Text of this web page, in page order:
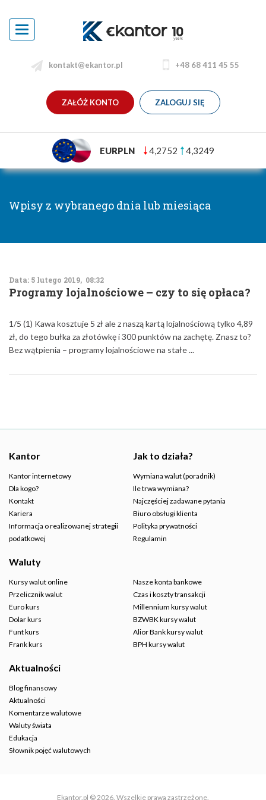
Toggle
navigation
kontakt@ekantor.pl +48 68 411 45 55
ZAŁÓŻ KONTO ZALOGUJ SIĘ
EURPLN 4,2752 4,3249
Wpisy z wybranego dnia lub miesiąca
Data: 5 lutego 2019, 08:32
Programy lojalnościowe – czy to się opłaca?
1/5 (1) Kawa kosztuje 5 zł ale z naszą kartą lojalnościową tylko 4,89
zł, do tego bułka za złotówkę i 300 punktów na zachętę. Znasz to?
Bez wątpienia – programy lojalnościowe na stałe ...
Kantor
Kantor internetowy
Dla kogo?
Kontakt
Kariera
Informacja o realizowanej strategii
podatkowej
Jak to działa?
Wymiana walut (poradnik)
Ile trwa wymiana?
Najczęściej zadawane pytania
Biuro obsługi klienta
Polityka prywatności
Regulamin
Waluty
Kursy walut online
Przelicznik walut
Euro kurs
Dolar kurs
Funt kurs
Frank kurs
Nasze konta bankowe
Czas i koszty transakcji
Millennium kursy walut
BZWBK kursy walut
Alior Bank kursy walut
BPH kursy walut
Aktualności
Blog finansowy
Aktualności
Komentarze walutowe
Waluty świata
Edukacja
Słownik pojęć walutowych
Ekantor.pl © 2026. Wszelkie prawa zastrzeżone.